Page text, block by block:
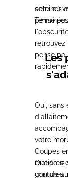
celui où
pensé
sereines
retrouvez
pensé
Les
Oui, sans
votre
Coupes
matières
coutures
Que
grande